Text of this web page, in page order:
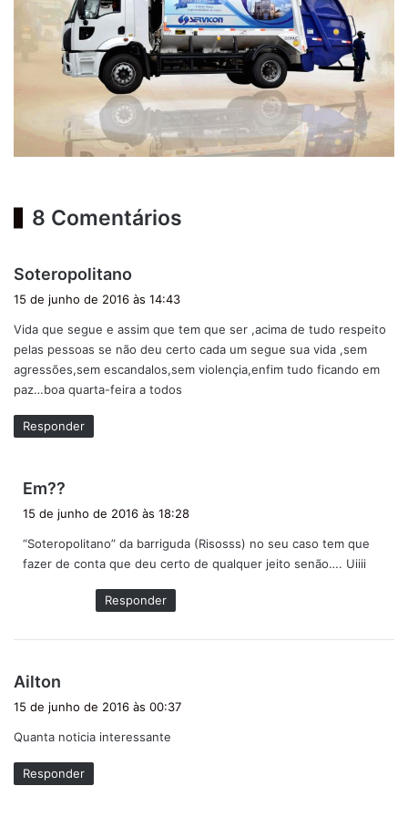
8 Comentários
Soteropolitano
s
e
:
15 de junho de 2016 às 14:43
Vida que segue e assim que tem que ser ,acima de tudo respeito
pelas pessoas se não deu certo cada um segue sua vida ,sem
agressões,sem escandalos,sem violençia,enfim tudo ficando em
paz…boa quarta-feira a todos
Responder
Em??
s
e
15 de junho de 2016 às 18:28
“Soteropolitano” da barriguda (Risosss) no seu caso tem que
fazer de conta que deu certo de qualquer jeito senão…. Uiiii
Responder
Ailton
s
e
:
15 de junho de 2016 às 00:37
Quanta noticia interessante
Responder